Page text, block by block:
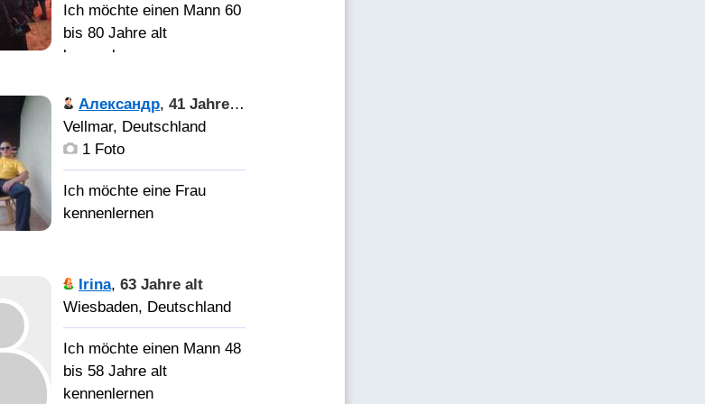
Ich möchte einen Mann 60
bis 80 Jahre alt
kennenlernen
Хочу
найти мужчину для
серьезнах отношений,
Александр, 41 Jahre alt
Vellmar, Deutschland
1 Foto
спутницу жизни.
Irina, 63 Jahre alt
Wiesbaden, Deutschland
Ich möchte einen Mann 48
bis 58 Jahre alt
kennenlernen